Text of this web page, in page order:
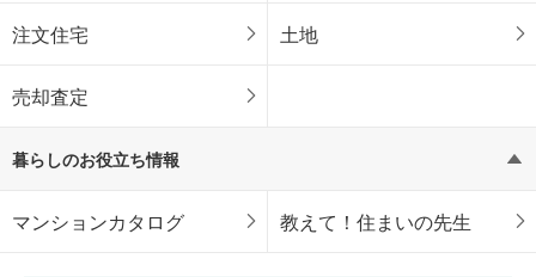
注文住宅 土地
売却査定
暮らしのお役立ち情報
マンションカタログ 教えて！住まいの先生